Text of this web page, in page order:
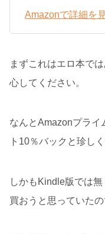
Amazonで詳細を
まずこれはエロ本で
心してください。
なんとAmazonプライ
ト10％バックと珍し
しかもKindle版では
買おうと思っていたの